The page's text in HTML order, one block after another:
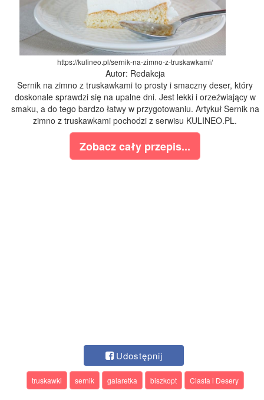
https://kulineo.pl/sernik-na-zimno-z-truskawkami/
Autor: Redakcja
Sernik na zimno z truskawkami to prosty i smaczny deser, który
doskonale sprawdzi się na upalne dni. Jest lekki i orzeźwiający w
smaku, a do tego bardzo łatwy w przygotowaniu. Artykuł Sernik na
zimno z truskawkami pochodzi z serwisu KULINEO.PL.
Zobacz cały przepis...
Udostępnij
truskawki sernik galaretka biszkopt Ciasta i Desery